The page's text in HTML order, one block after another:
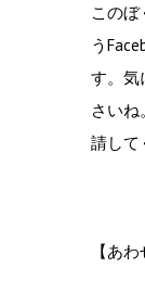
この
う
す。気
さい
請して
【あ